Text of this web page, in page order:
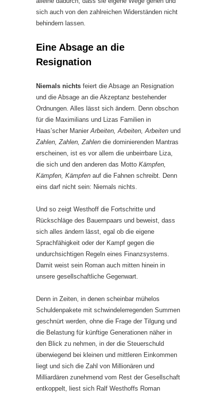
sich auch von den zahlreichen Widerständen nicht
behindern lassen.
Eine Absage an die
Resignation
Niemals nichts feiert die Absage an Resignation
und die Absage an die Akzeptanz bestehender
Ordnungen. Alles lässt sich ändern. Denn obschon
für die Maximilians und Lizas Familien in
Haas’scher Manier Arbeiten, Arbeiten, Arbeiten und
Zahlen, Zahlen, Zahlen die dominierenden Mantras
erscheinen, ist es vor allem die unbeirrbare Liza,
die sich und den anderen das Motto Kämpfen,
Kämpfen, Kämpfen auf die Fahnen schreibt. Denn
eins darf nicht sein: Niemals nichts.
Und so zeigt Westhoff die Fortschritte und
Rückschläge des Bauernpaars und beweist, dass
sich alles ändern lässt, egal ob die eigene
Sprachfähigkeit oder der Kampf gegen die
undurchsichtigen Regeln eines Finanzsystems.
Damit weist sein Roman auch mitten hinein in
unsere gesellschaftliche Gegenwart.
Denn in Zeiten, in denen scheinbar mühelos
Schuldenpakete mit schwindelerregenden Summen
geschnürt werden, ohne die Frage der Tilgung und
die Belastung für künftige Generationen näher in
den Blick zu nehmen, in der die Steuerschuld
überwiegend bei kleinen und mittleren Einkommen
liegt und sich die Zahl von Millionären und
Milliardären zunehmend vom Rest der Gesellschaft
entkoppelt, liest sich Ralf Westhoffs Roman